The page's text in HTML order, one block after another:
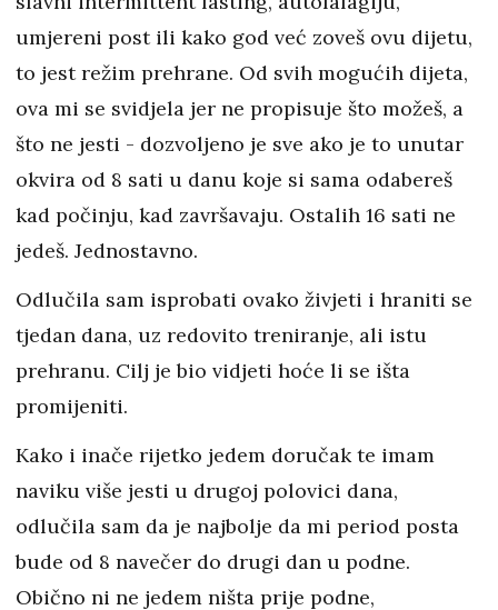
umjereni post ili kako god već zoveš ovu dijetu,
to jest režim prehrane. Od svih mogućih dijeta,
ova mi se svidjela jer ne propisuje što možeš, a
što ne jesti - dozvoljeno je sve ako je to unutar
okvira od 8 sati u danu koje si sama odabereš
kad počinju, kad završavaju. Ostalih 16 sati ne
jedeš. Jednostavno.
Odlučila sam isprobati ovako živjeti i hraniti se
tjedan dana, uz redovito treniranje, ali istu
prehranu. Cilj je bio vidjeti hoće li se išta
promijeniti.
Kako i inače rijetko jedem doručak te imam
naviku više jesti u drugoj polovici dana,
odlučila sam da je najbolje da mi period posta
bude od 8 navečer do drugi dan u podne.
Obično ni ne jedem ništa prije podne,